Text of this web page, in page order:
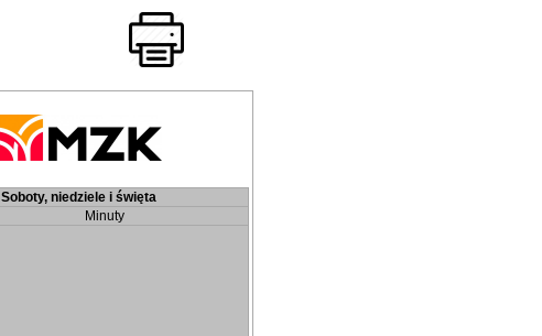
Soboty, niedziele i święta
Minuty